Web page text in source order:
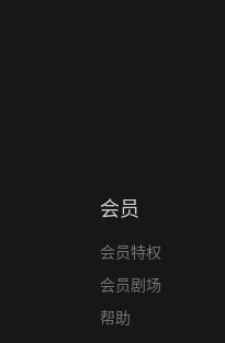
会员
会员特权
会员剧场
帮助